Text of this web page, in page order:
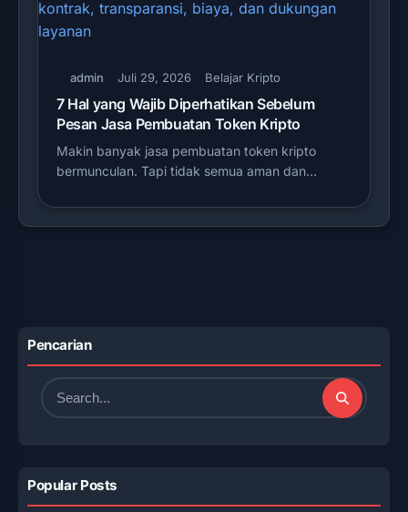
admin Juli 29, 2026 Belajar Kripto
7 Hal yang Wajib Diperhatikan Sebelum
Pesan Jasa Pembuatan Token Kripto
Makin banyak jasa pembuatan token kripto
bermunculan. Tapi tidak semua aman dan…
Pencarian
Search
Popular Posts